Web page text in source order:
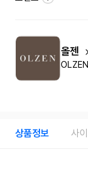
올젠
OLZEN
상품정보 사